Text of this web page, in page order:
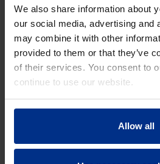
We also share information about
our social media, advertising and
may combine it with other
provided to them or that they’ve
of their services. You consent to
continue to use our website.
Allow all
Message